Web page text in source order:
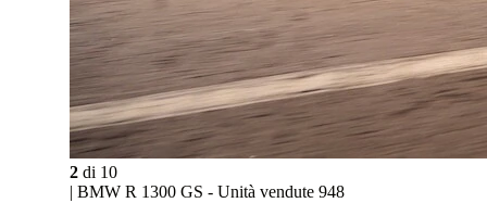
2 di 10
| BMW R 1300 GS - Unità vendute 948